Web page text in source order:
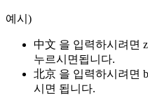
예시)
中文 을 입력하시려면
누르시면됩니다.
北京 을 입력하시려면
시면 됩니다.